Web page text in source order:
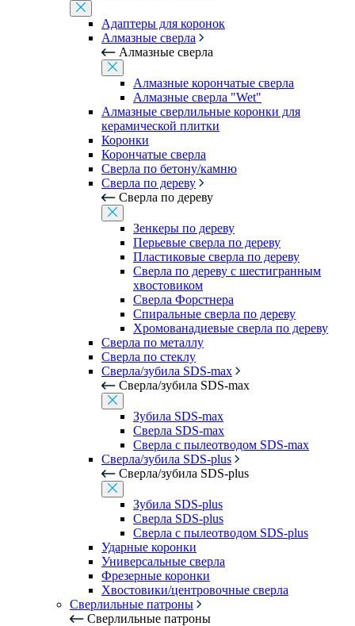
Адаптеры для коронок
Алмазные сверла
Алмазные сверла
Алмазные корончатые сверла
Алмазные сверла "Wet"
Алмазные сверлильные коронки для
керамической плитки
Коронки
Корончатые сверла
Сверла по бетону/камню
Сверла по дереву
Сверла по дереву
Зенкеры по дереву
Перьевые сверла по дереву
Пластиковые сверла по дереву
Сверла по дереву с шестигранным
хвостовиком
Сверла Форстнера
Спиральные сверла по дереву
Хромованадиевые сверла по дереву
Сверла по металлу
Сверла по стеклу
Сверла/зубила SDS-max
Сверла/зубила SDS-max
Зубила SDS-max
Сверла SDS-max
Сверла с пылеотводом SDS-max
Сверла/зубила SDS-plus
Сверла/зубила SDS-plus
Зубила SDS-plus
Сверла SDS-plus
Сверла с пылеотводом SDS-plus
Ударные коронки
Универсальные сверла
Фрезерные коронки
Хвостовики/центровочные сверла
Сверлильные патроны
Сверлильные патроны